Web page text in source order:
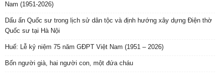
Nam (1951-2026)
Dấu ấn Quốc sư trong lịch sử dân tộc và định hướng xây dựng Điện thờ
Quốc sư tại Hà Nội
Huế: Lễ kỷ niệm 75 năm GĐPT Việt Nam (1951 – 2026)
Bốn người già, hai người con, một đứa cháu